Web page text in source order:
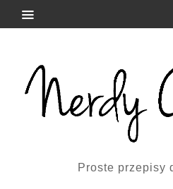
Proste przepisy